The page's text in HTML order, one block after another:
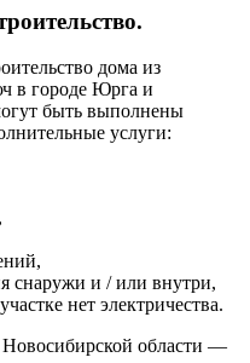
дома из
в городе Юрга и
быть выполнены
услуги:
снаружи и / или внутри,
нет электричества.
области —